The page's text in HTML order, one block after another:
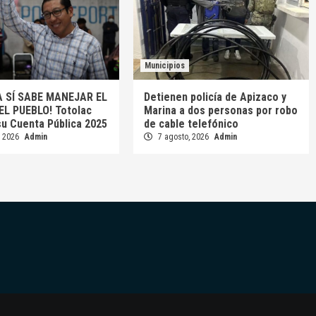
SÍ SABE MANEJAR EL
PUEBLO! Totolac
Cuenta Pública 2025
Admin
Municipios
Detienen policía de Apizaco y
Marina a dos personas por robo
de cable telefónico
7 agosto, 2026 Admin